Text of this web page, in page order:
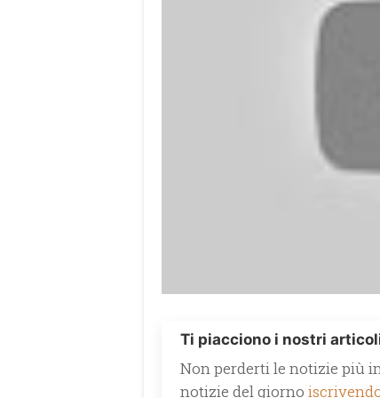
Ti piacciono i nostri
Non perderti le notizie più
notizie del giorno